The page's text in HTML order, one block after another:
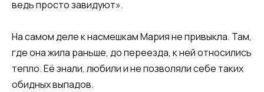
ведь просто завидуют».
На самом деле к насмешкам Мария не привыкла. Там,
где она жила раньше, до переезда, к ней относились
тепло. Её знали, любили и не позволяли себе таких
обидных выпадов.